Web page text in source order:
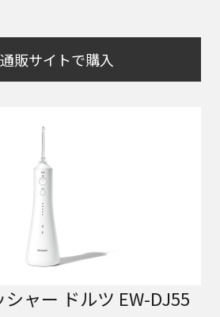
販サイトで購入
ャー ドルツ EW-DJ55